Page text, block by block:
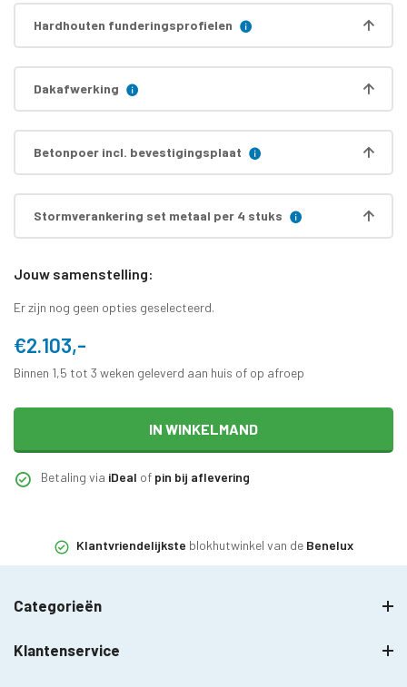
Hardhouten funderingsprofielen
Dakafwerking
Betonpoer incl. bevestigingsplaat
Stormverankering set metaal per 4 stuks
Jouw samenstelling:
Er zijn nog geen opties geselecteerd.
€2.103,-
Binnen 1,5 tot 3 weken geleverd aan huis of op afroep
IN WINKELMAND
Betaling via iDeal of pin bij aflevering
Klantvriendelijkste blokhutwinkel van de Benelux
Categorieën
Klantenservice